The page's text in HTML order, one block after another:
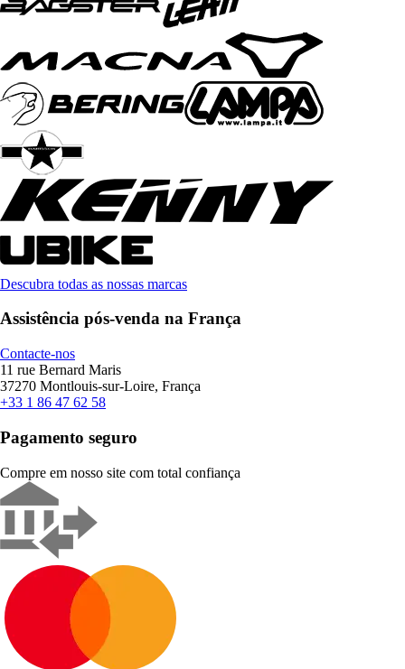
Descubra todas as nossas marcas
Assistência pós-venda na França
Contacte-nos
11 rue Bernard Maris
37270 Montlouis-sur-Loire, França
+33 1 86 47 62 58
Pagamento seguro
Compre em nosso site com total confiança